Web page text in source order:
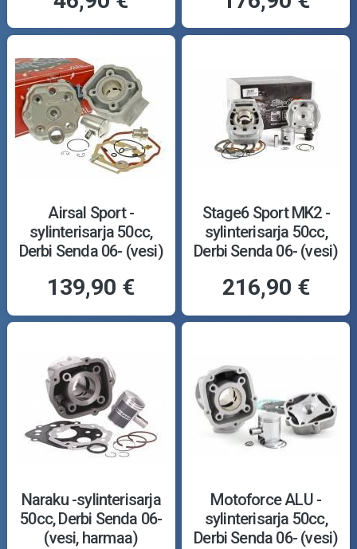
Airsal Sport -
sylinterisarja 50cc,
Derbi Senda 06- (vesi)
139,90 €
Stage6 Sport MK2 -
sylinterisarja 50cc,
Derbi Senda 06- (vesi)
216,90 €
Naraku -sylinterisarja
50cc, Derbi Senda 06-
(vesi, harmaa)
Motoforce ALU -
sylinterisarja 50cc,
Derbi Senda 06- (vesi)